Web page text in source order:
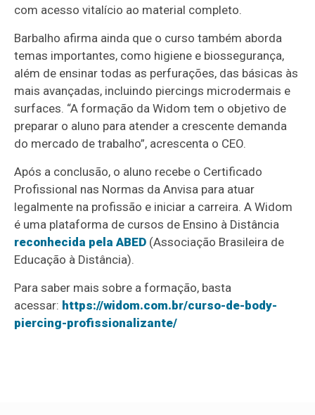
com acesso vitalício ao material completo.
Barbalho afirma ainda que o curso também aborda
temas importantes, como higiene e biossegurança,
além de ensinar todas as perfurações, das básicas às
mais avançadas, incluindo piercings microdermais e
surfaces. “A formação da Widom tem o objetivo de
preparar o aluno para atender a crescente demanda
do mercado de trabalho”, acrescenta o CEO.
Após a conclusão, o aluno recebe o Certificado
Profissional nas Normas da Anvisa para atuar
legalmente na profissão e iniciar a carreira. A Widom
é uma plataforma de cursos de Ensino à Distância
reconhecida pela ABED (Associação Brasileira de
Educação à Distância).
Para saber mais sobre a formação, basta
acessar: https://widom.com.br/curso-de-body-
piercing-profissionalizante/